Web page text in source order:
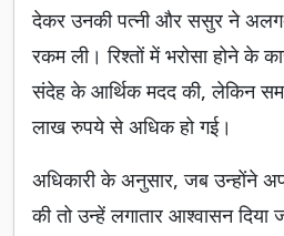
देकर उनकी पत्नी और ससुर ने
रकम ली। रिश्तों में भरोसा होने के
संदेह के आर्थिक मदद की, लेकिन
लाख रुपये से अधिक हो गई।
अधिकारी के अनुसार, जब उन्होंने
की तो उन्हें लगातार आश्वासन दिया